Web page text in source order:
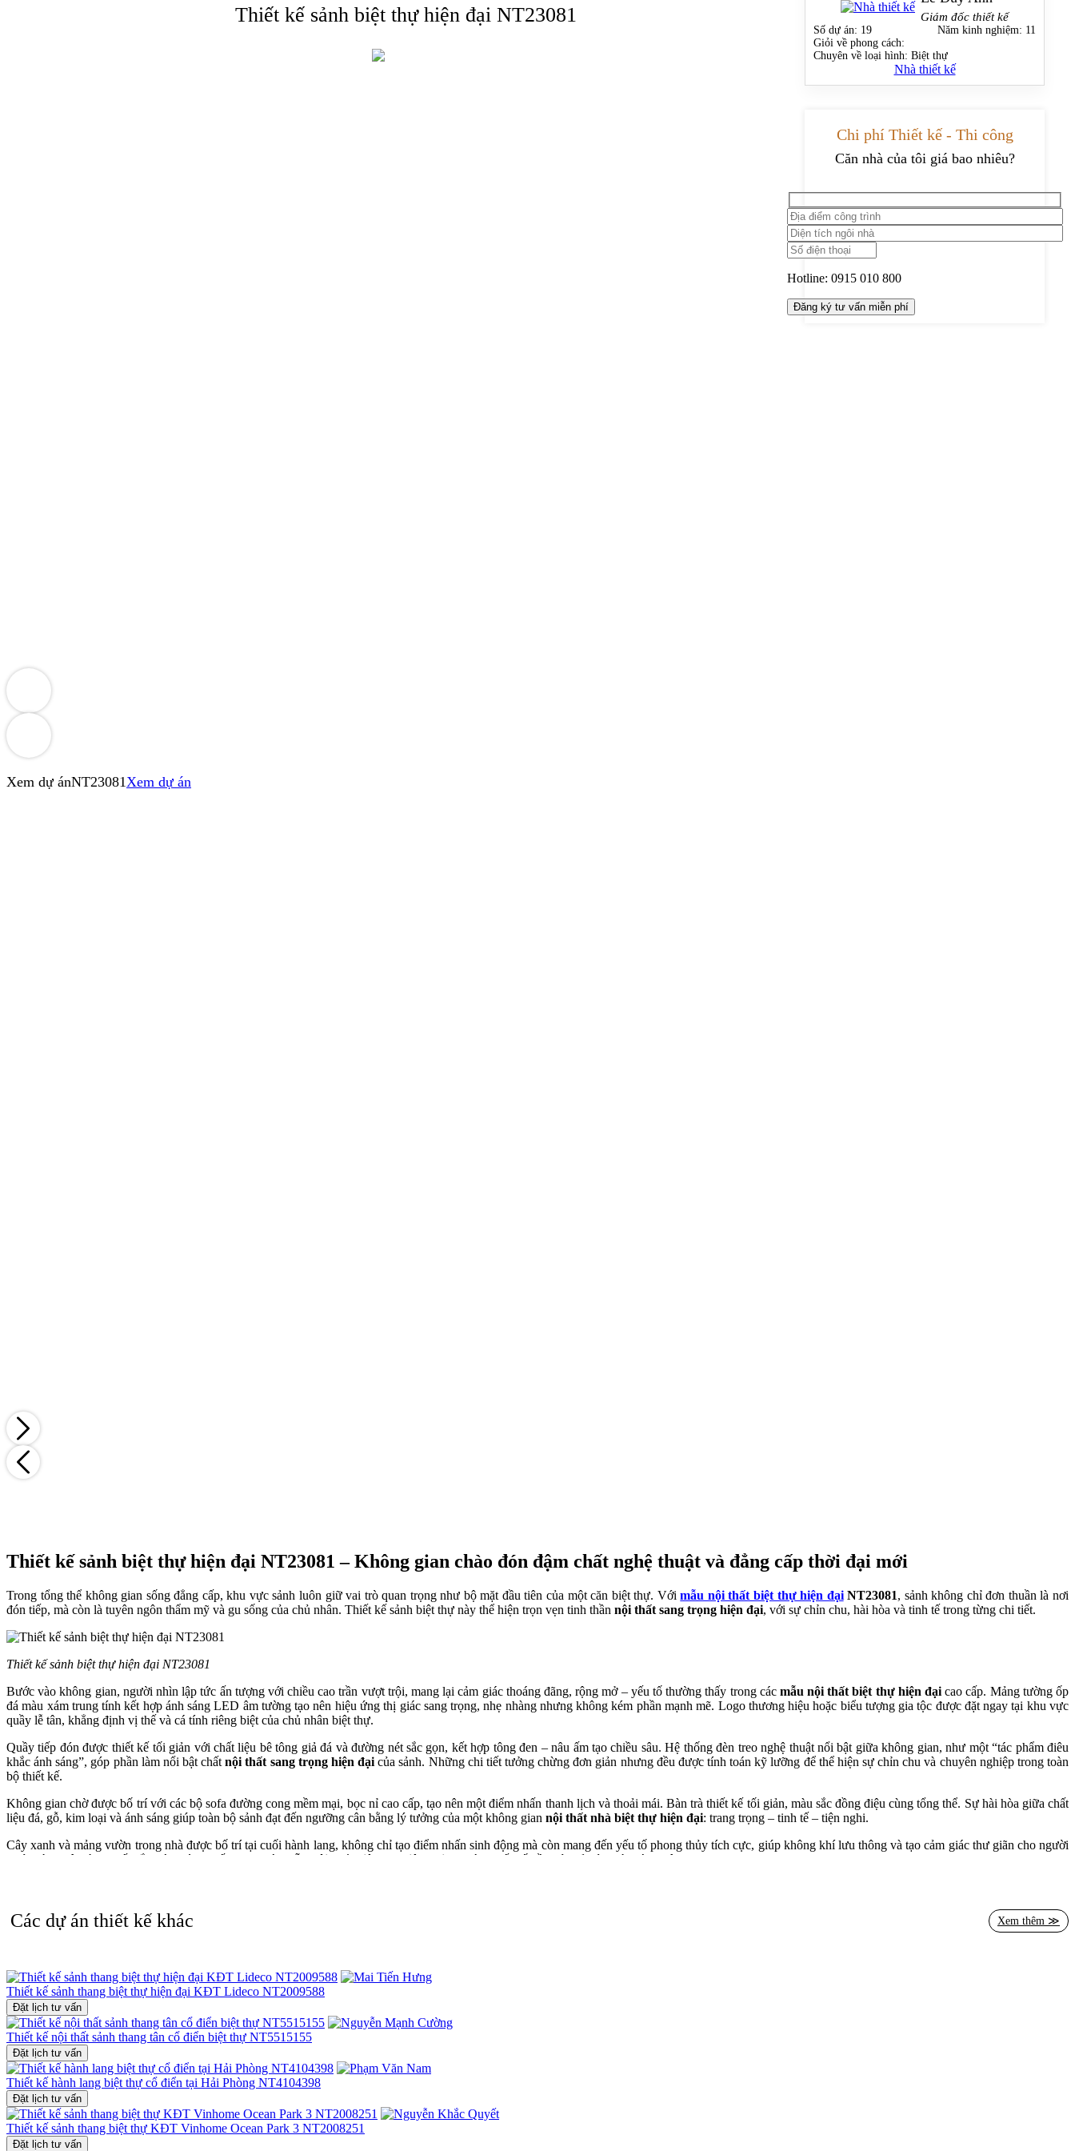
Thiết kế sảnh biệt thự hiện đại NT23081 Giám đốc thiết kế
Số dự án: 19 Năm kinh nghiệm: 11
Giỏi về phong cách:
Chuyên về loại hình: Biệt thự
Nhà thiết kế
Chi phí Thiết kế - Thi công
Căn nhà của tôi giá bao nhiêu?
Hotline: 0915 010 800
Xem dự ánNT23081Xem dự án
Thiết kế sảnh biệt thự hiện đại NT23081 – Không gian chào đón đậm chất nghệ thuật và đẳng cấp thời đại mới
Trong tổng thể không gian sống đẳng cấp, khu vực sảnh luôn giữ vai trò quan trọng như bộ mặt đầu tiên của một căn biệt thự. Vớimẫu nội thất biệt thự hiện đạiNT23081, sảnh không chỉ đơn thuần là nơi
đón tiếp, mà còn là tuyên ngôn thẩm mỹ và gu sống của chủ nhân. Thiết kế sảnh biệt thự này thể hiện trọn vẹn tinh thần nội thất sang trọng hiện đại, với sự chỉn chu, hài hòa và tinh tế trong từng chi tiết.
Thiết kế sảnh biệt thự hiện đại NT23081
Bước vào không gian, người nhìn lập tức ấn tượng với chiều cao trần vượt trội, mang lại cảm giác thoáng đãng, rộng mở – yếu tố thường thấy trong các mẫu nội thất biệt thự hiện đại cao cấp. Mảng tường ốp
đá màu xám trung tính kết hợp ánh sáng LED âm tường tạo nên hiệu ứng thị giác sang trọng, nhẹ nhàng nhưng không kém phần mạnh mẽ. Logo thương hiệu hoặc biểu tượng gia tộc được đặt ngay tại khu vực
quầy lễ tân, khẳng định vị thế và cá tính riêng biệt của chủ nhân biệt thự.
Quầy tiếp đón được thiết kế tối giản với chất liệu bê tông giả đá và đường nét sắc gọn, kết hợp tông đen – nâu ấm tạo chiều sâu. Hệ thống đèn treo nghệ thuật nổi bật giữa không gian, như một “tác phẩm điêu
khắc ánh sáng”, góp phần làm nổi bật chấtnội thất sang trọng hiện đại của sảnh. Những chi tiết tưởng chừng đơn giản nhưng đều được tính toán kỹ lưỡng để thể hiện sự chỉn chu và chuyên nghiệp trong toàn
bộ thiết kế.
Không gian chờ được bố trí với các bộ sofa đường cong mềm mại, bọc nỉ cao cấp, tạo nên một điểm nhấn thanh lịch và thoải mái. Bàn trà thiết kế tối giản, màu sắc đồng điệu cùng tổng thể. Sự hài hòa giữa chất
liệu đá, gỗ, kim loại và ánh sáng giúp toàn bộ sảnh đạt đến ngưỡng cân bằng lý tưởng của một không gian nội thất nhà biệt thự hiện đại: trang trọng – tinh tế – tiện nghi.
Cây xanh và mảng vườn trong nhà được bố trí tại cuối hành lang, không chỉ tạo điểm nhấn sinh động mà còn mang đến yếu tố phong thủy tích cực, giúp không khí lưu thông và tạo cảm giác thư giãn cho người
bước vào. Đây là chi tiết đắt giá thường thấy trong các
mẫu nội thất biệt thự hiện đại , nơi từng yếu tố đều có chủ đích và giá trị riêng.
Liên hệ ngay hotline 0915 010 800 để được tư vấn
Các dự án thiết kế khác Xem thêm ≫
Thiết kế sảnh thang biệt thự hiện đại KĐT Lideco NT2009588
Đặt lịch tư vấn
Thiết kế nội thất sảnh thang tân cổ điển biệt thự NT5515155
Đặt lịch tư vấn
Thiết kế hành lang biệt thự cổ điển tại Hải Phòng NT4104398
Đặt lịch tư vấn
Thiết kế sảnh thang biệt thự KĐT Vinhome Ocean Park 3 NT2008251
Đặt lịch tư vấn